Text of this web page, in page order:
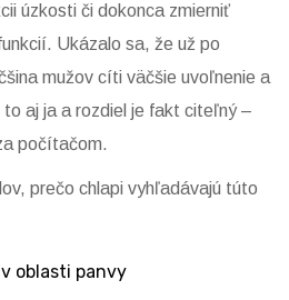
úzkosti či dokonca zmierniť
Ukázalo sa, že už po
mužov cíti väčšie uvoľnenie a
to aj ja a rozdiel je fakt citeľný –
počítačom.
prečo chlapi vyhľadávajú túto
oblasti panvy